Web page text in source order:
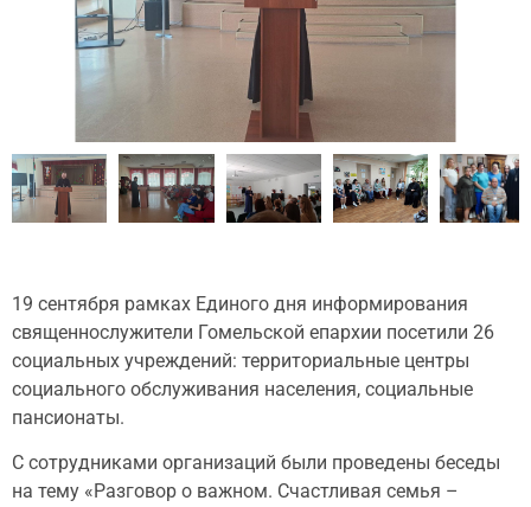
19 сентября рамках Единого дня информирования
священнослужители Гомельской епархии посетили 26
социальных учреждений: территориальные центры
социального обслуживания населения, социальные
пансионаты.
С сотрудниками организаций были проведены беседы
на тему «Разговор о важном. Счастливая семья –